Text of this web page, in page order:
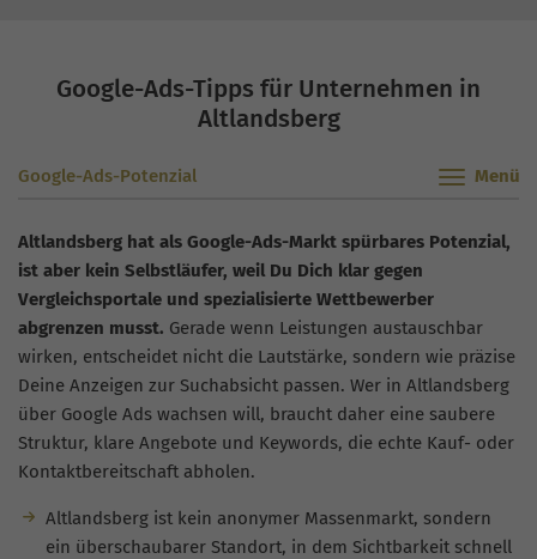
Google-Ads-Tipps für Unternehmen in
Altlandsberg
Google-Ads-Potenzial
Altlandsberg hat als Google-Ads-Markt spürbares Potenzial,
ist aber kein Selbstläufer, weil Du Dich klar gegen
Vergleichsportale und spezialisierte Wettbewerber
abgrenzen musst. Gerade wenn Leistungen austauschbar
wirken, entscheidet nicht die Lautstärke, sondern wie präzise
Deine Anzeigen zur Suchabsicht passen. Wer in Altlandsberg
über Google Ads wachsen will, braucht daher eine saubere
Struktur, klare Angebote und Keywords, die echte Kauf- oder
Kontaktbereitschaft abholen.
Altlandsberg ist kein anonymer Massenmarkt, sondern
ein überschaubarer Standort, in dem Sichtbarkeit schnell